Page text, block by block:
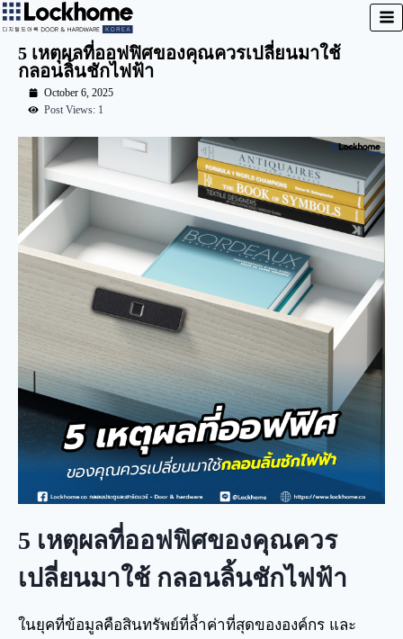
5 เหตุผลที่ออฟฟิศของคุณควรเปลี่ยนมาใช้
กลอนลิ้นชักไฟฟ้า
October 6, 2025
Post Views: 1
5 เหตุผลที่ออฟฟิศของคุณควร
เปลี่ยนมาใช้ กลอนลิ้นชักไฟฟ้า
ในยุคที่ข้อมูลคือสินทรัพย์ที่ล้ำค่าที่สุดขององค์กร และ